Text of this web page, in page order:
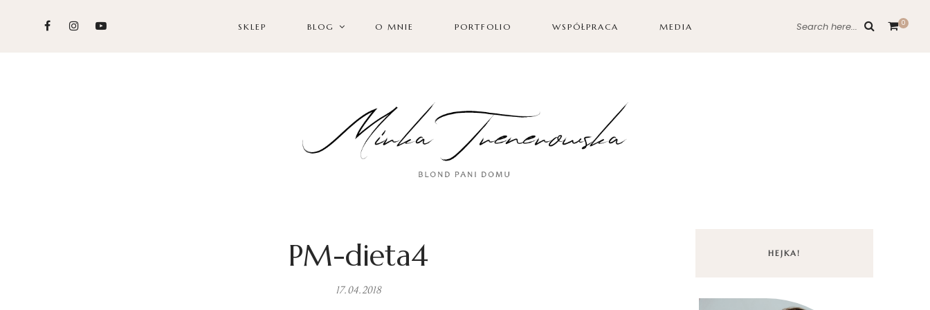
SKLEP BLOG O MNIE PORTFOLIO WSPÓŁPRACA MEDIA Search here... 0
PM-dieta4
17.04.2018
HEJKA!